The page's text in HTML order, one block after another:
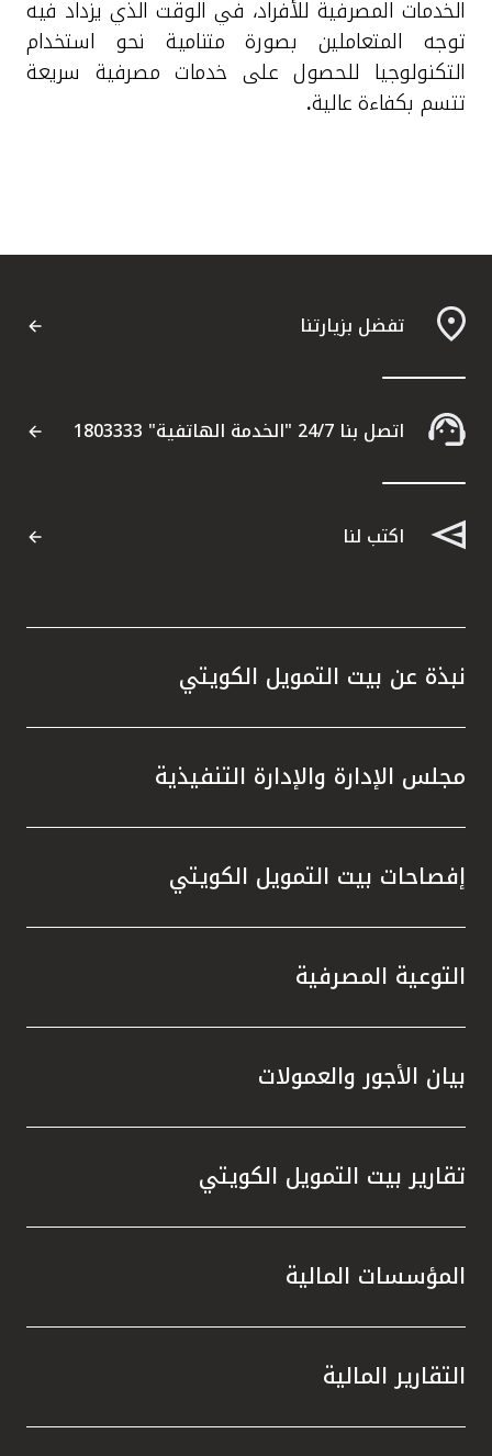
الخدمات المصرفية للأفراد، في الوقت الذي يزداد فيه
توجه المتعاملين بصورة متنامية نحو استخدام
التكنولوجيا للحصول على خدمات مصرفية سريعة
تتسم بكفاءة عالية.
تفضل بزيارتنا
اتصل بنا 24/7 "الخدمة الهاتفية" 1803333
اكتب لنا
نبذة عن بيت التمويل الكويتي
مجلس الإدارة والإدارة التنفيذية
إفصاحات بيت التمويل الكويتي
التوعية المصرفية
بيان الأجور والعمولات
تقارير بيت التمويل الكويتي
المؤسسات المالية
التقارير المالية